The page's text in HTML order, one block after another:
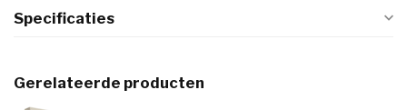
Specificaties
Gerelateerde producten